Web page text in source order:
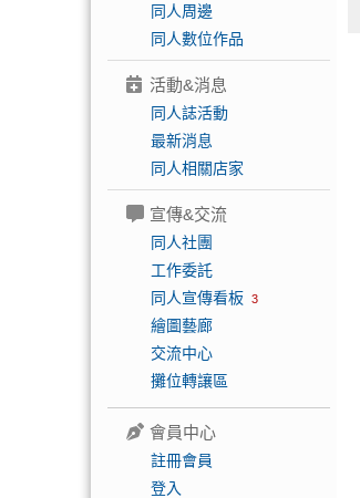
同人周邊
同人數位作品
活動&消息
同人誌活動
最新消息
同人相關店家
宣傳&交流
同人社團
工作委託
同人宣傳看板 3
繪圖藝廊
交流中心
攤位轉讓區
會員中心
註冊會員
登入